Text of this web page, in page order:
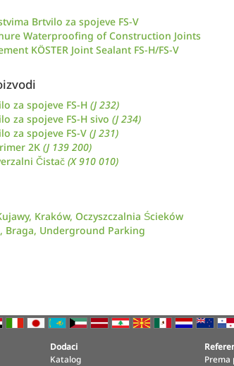
Brtvilo za spojeve FS-V
Waterproofing of Construction Joints
KÖSTER Joint Sealant FS-H/FS-V
za spojeve FS-H (J 232)
za spojeve FS-H sivo (J 234)
za spojeve FS-V (J 231)
2K (J 139 200)
Čistač (X 910 010)
Kraków, Oczyszczalnia Ścieków
Braga, Underground Parking
Dodaci
Katalog
Prema